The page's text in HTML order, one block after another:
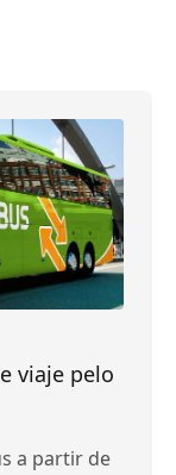
viaje pelo
a partir de